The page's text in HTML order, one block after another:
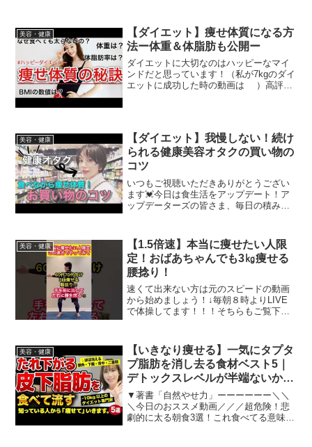
美容・健康
【ダイエット】痩せ体質になる方
法ー体重＆体脂肪も公開ー
ダイエットに大切なのはハッピーなマイ
ンドだと思っています！（私が7kgのダイ
エットに成功した時の動画は ）高評価
べられるサイト】...
美容・健康
【ダイエット】我慢しない！続け
られる健康美容オタクの買い物の
コツ
いつもご視聴いただきありがとうござい
ます💓今日は食生活をアップデート！ア
ップデーターズの皆さま、毎日の積み重
♡∽∽∽∽∽∽∽∽∽∽∽∽∽∽∽∽∽∽∽∽∽∽∽
∽∽∽∽∽∽∽∽∽📸inst...
美容・健康
【1.5倍速】本当に痩せたい人限
定！おばあちゃんでも3㎏痩せる
腰捻り！
速くて出来ない方は元のスピードの動画
から始めましょう！↓毎朝８時よりLIVE
で体操してます！！！そちらもご覧下さ
16kg】1時間歩くより...
美容・健康
【いきなり痩せる】一気にタプタ
プ脂肪を消し去る食材ベスト5｜
デトックスレベルが半端ないから
毎日食べて！
▼著書「自然やせ力」ーーーーーー＼＼
＼今日のおススメ動画／／／超危険！悲
劇的に太る朝食3選！これ食べてる意味が